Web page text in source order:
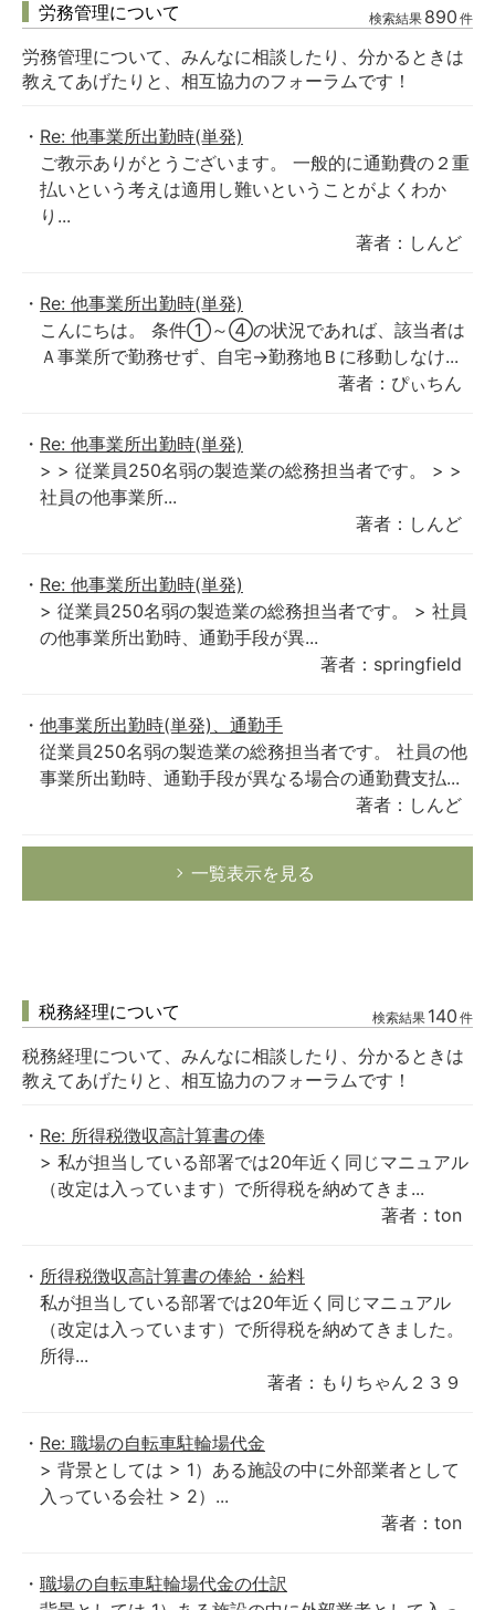
労務管理について 検索結果 890 件
労務管理について、みんなに相談したり、分かるときは
教えてあげたりと、相互協力のフォーラムです！
Re: 他事業所出勤時(単発)
ご教示ありがとうございます。 一般的に通勤費の２重
払いという考えは適用し難いということがよくわか
り...
著者：しんど
Re: 他事業所出勤時(単発)
こんにちは。 条件①～④の状況であれば、該当者は
Ａ事業所で勤務せず、自宅→勤務地Ｂに移動しなけ...
著者：ぴぃちん
Re: 他事業所出勤時(単発)
> > 従業員250名弱の製造業の総務担当者です。 > >
社員の他事業所...
著者：しんど
Re: 他事業所出勤時(単発)
> 従業員250名弱の製造業の総務担当者です。 > 社員
の他事業所出勤時、通勤手段が異...
著者：springfield
他事業所出勤時(単発)、通勤手
従業員250名弱の製造業の総務担当者です。 社員の他
事業所出勤時、通勤手段が異なる場合の通勤費支払...
著者：しんど
一覧表示を見る
税務経理について 検索結果 140 件
税務経理について、みんなに相談したり、分かるときは
教えてあげたりと、相互協力のフォーラムです！
Re: 所得税徴収高計算書の俸
> 私が担当している部署では20年近く同じマニュアル
（改定は入っています）で所得税を納めてきま...
著者：ton
所得税徴収高計算書の俸給・給料
私が担当している部署では20年近く同じマニュアル
（改定は入っています）で所得税を納めてきました。
所得...
著者：もりちゃん２３９
Re: 職場の自転車駐輪場代金
> 背景としては > 1）ある施設の中に外部業者として
入っている会社 > 2）...
著者：ton
職場の自転車駐輪場代金の仕訳